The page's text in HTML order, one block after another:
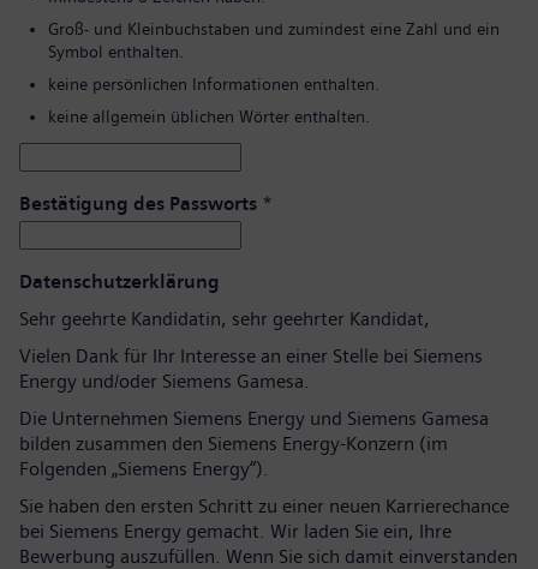
Groß- und Kleinbuchstaben und zumindest eine Zahl und ein
Symbol enthalten.
keine persönlichen Informationen enthalten.
keine allgemein üblichen Wörter enthalten.
Bestätigung des Passworts *
Datenschutzerklärung
Sehr geehrte Kandidatin, sehr geehrter Kandidat,
Vielen Dank für Ihr Interesse an einer Stelle bei Siemens
Energy und/oder Siemens Gamesa.
Die Unternehmen Siemens Energy und Siemens Gamesa
bilden zusammen den Siemens Energy-Konzern (im
Folgenden „Siemens Energy“).
Sie haben den ersten Schritt zu einer neuen Karrierechance
bei Siemens Energy gemacht. Wir laden Sie ein, Ihre
Bewerbung auszufüllen. Wenn Sie sich damit einverstanden